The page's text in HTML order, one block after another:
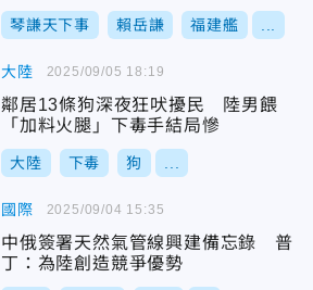
琴謙天下事 賴岳謙 福建艦
大陸
鄰居13條狗深夜狂吠擾民 陸男餵
「加料火腿」下毒手結局慘
大陸 下毒 狗
2025/09/05 18:19
國際
中俄簽署天然氣管線興建備忘錄 普
丁：為陸創造競爭優勢
2025/09/04 15:35